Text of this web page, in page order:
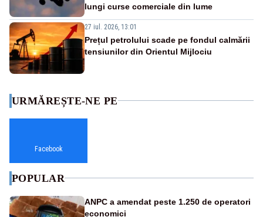
lungi curse comerciale din lume
27 iul. 2026, 13:01
Prețul petrolului scade pe fondul calmării
tensiunilor din Orientul Mijlociu
URMĂREȘTE-NE PE
Facebook
POPULAR
ANPC a amendat peste 1.250 de operatori
economici